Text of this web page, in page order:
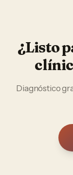
¿Listo
Diagnóstico